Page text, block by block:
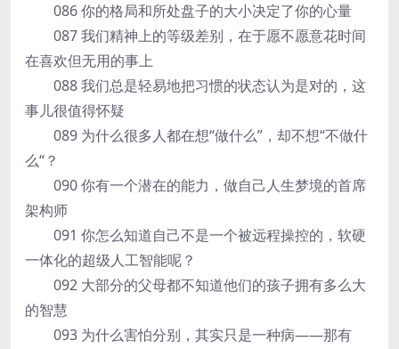
086 你的格局和所处盘子的大小决定了你的心量
087 我们精神上的等级差别，在于愿不愿意花时间
在喜欢但无用的事上
088 我们总是轻易地把习惯的状态认为是对的，这
事儿很值得怀疑
089 为什么很多人都在想“做什么”，却不想“不做什
么“？
090 你有一个潜在的能力，做自己人生梦境的首席
架构师
091 你怎么知道自己不是一个被远程操控的，软硬
一体化的超级人工智能呢？
092 大部分的父母都不知道他们的孩子拥有多么大
的智慧
093 为什么害怕分别，其实只是一种病——那有